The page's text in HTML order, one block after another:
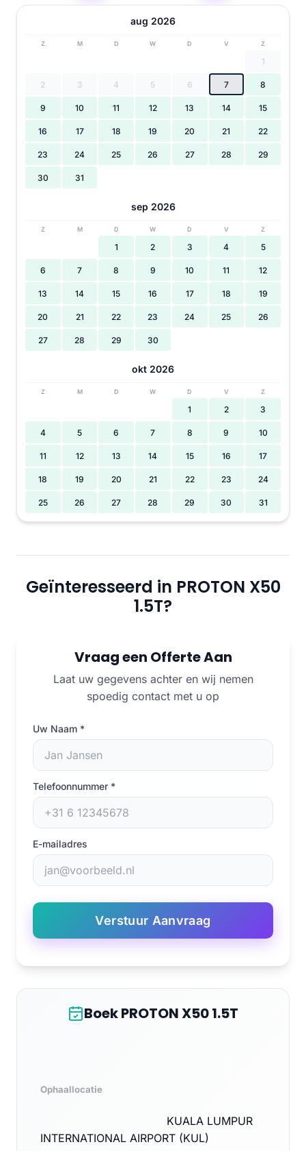
aug 2026
Z M D W D V Z
1
2 3 4 5 6 7 8
9 10 11 12 13 14 15
16 17 18 19 20 21 22
23 24 25 26 27 28 29
30 31
sep 2026
Z M D W D V Z
1 2 3 4 5
6 7 8 9 10 11 12
13 14 15 16 17 18 19
20 21 22 23 24 25 26
27 28 29 30
okt 2026
Z M D W D V Z
1 2 3
4 5 6 7 8 9 10
11 12 13 14 15 16 17
18 19 20 21 22 23 24
25 26 27 28 29 30 31
Geïnteresseerd in PROTON X50
1.5T?
Vraag een Offerte Aan
Laat uw gegevens achter en wij nemen
spoedig contact met u op
Uw Naam *
Telefoonnummer *
E-mailadres
Verstuur Aanvraag
Boek PROTON X50 1.5T